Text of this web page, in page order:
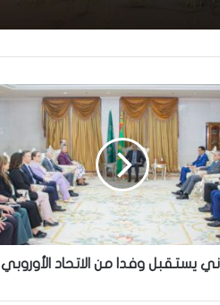
يستقبل وفدا من الاتحاد الأوروبي